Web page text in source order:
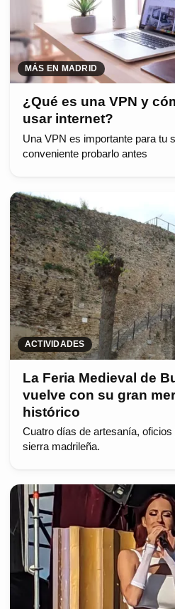
MÁS EN MADRID
¿Qué es una VPN y
usar internet?
Una VPN es importante para tu
conveniente probarlo antes
ACTIVIDADES
La Feria Medieval de
vuelve con su gran
histórico
Cuatro días de artesanía,
sierra madrileña.